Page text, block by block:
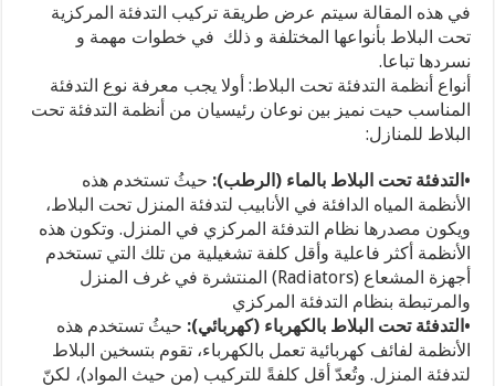
في هذه المقالة سيتم عرض طريقة تركيب التدفئة المركزية
تحت البلاط بأنواعها المختلفة و ذلك في خطوات مهمة و
نسردها تباعا.
أنواع أنظمة التدفئة تحت البلاط: أولا يجب معرفة نوع التدفئة
المناسب حيت نميز بين نوعان رئيسيان من أنظمة التدفئة تحت
البلاط للمنازل:
•التدفئة تحت البلاط بالماء (الرطب): حيثُ تستخدم هذه
الأنظمة المياه الدافئة في الأنابيب لتدفئة المنزل تحت البلاط،
ويكون مصدرها نظام التدفئة المركزي في المنزل. وتكون هذه
الأنظمة أكثر فاعلية وأقل كلفة تشغيلية من تلك التي تستخدم
أجهزة المشعاع (Radiators) المنتشرة في غرف المنزل
والمرتبطة بنظام التدفئة المركزي
•التدفئة تحت البلاط بالكهرباء (كهربائي): حيثُ تستخدم هذه
الأنظمة لفائف كهربائية تعمل بالكهرباء، تقوم بتسخين البلاط
لتدفئة المنزل. وتُعدّ أقل كلفةً للتركيب (من حيث المواد)، لكنّ